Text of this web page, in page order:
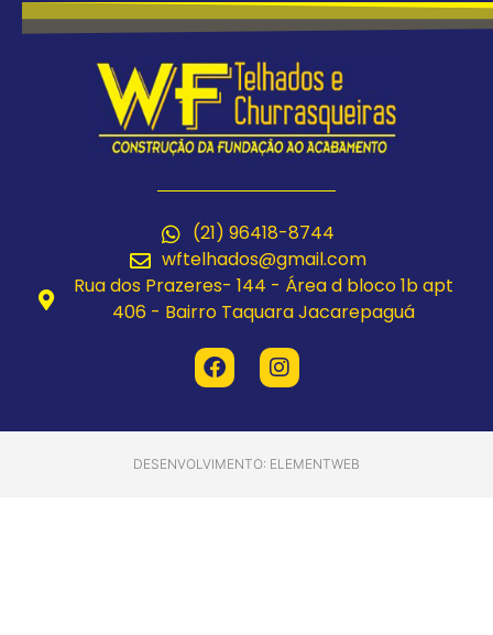
(21) 96418-8744
wftelhados@gmail.com
Rua dos Prazeres- 144 - Área d bloco 1b apt
406 - Bairro Taquara Jacarepaguá
DESENVOLVIMENTO: ELEMENTWEB